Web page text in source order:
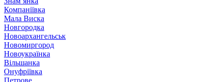
Компаніївка
Мала Виска
Новгородка
Новоархангельськ
Новомиргород
Новоукраїнка
Вільшанка
Онуфріївка
Петрове